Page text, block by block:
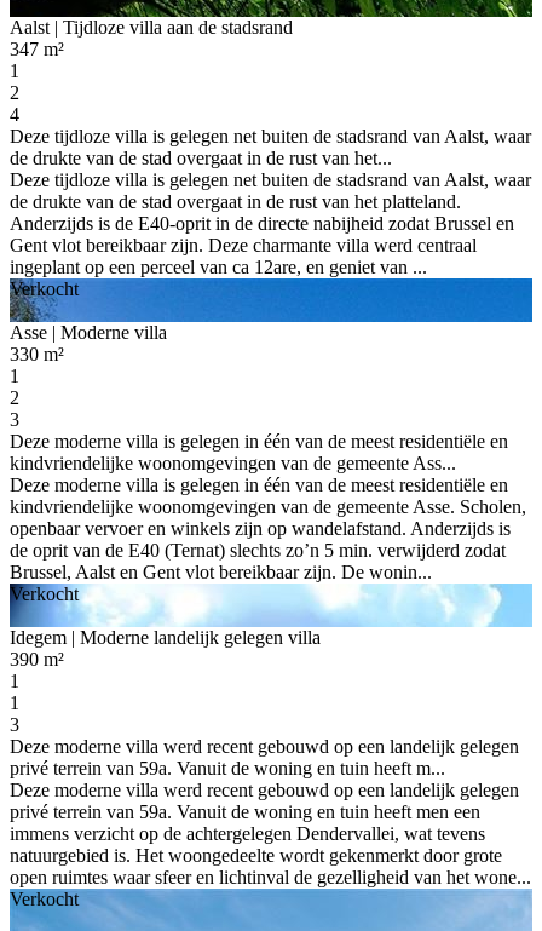
Aalst | Tijdloze villa aan de stadsrand
347 m²
1
2
4
Deze tijdloze villa is gelegen net buiten de stadsrand van Aalst, waar
de drukte van de stad overgaat in de rust van het...
Deze tijdloze villa is gelegen net buiten de stadsrand van Aalst, waar
de drukte van de stad overgaat in de rust van het platteland.
Anderzijds is de E40-oprit in de directe nabijheid zodat Brussel en
Gent vlot bereikbaar zijn. Deze charmante villa werd centraal
ingeplant op een perceel van ca 12are, en geniet van ...
Verkocht
Asse | Moderne villa
330 m²
1
2
3
Deze moderne villa is gelegen in één van de meest residentiële en
kindvriendelijke woonomgevingen van de gemeente Ass...
Deze moderne villa is gelegen in één van de meest residentiële en
kindvriendelijke woonomgevingen van de gemeente Asse. Scholen,
openbaar vervoer en winkels zijn op wandelafstand. Anderzijds is
de oprit van de E40 (Ternat) slechts zo’n 5 min. verwijderd zodat
Brussel, Aalst en Gent vlot bereikbaar zijn. De wonin...
Verkocht
Idegem | Moderne landelijk gelegen villa
390 m²
1
1
3
Deze moderne villa werd recent gebouwd op een landelijk gelegen
privé terrein van 59a. Vanuit de woning en tuin heeft m...
Deze moderne villa werd recent gebouwd op een landelijk gelegen
privé terrein van 59a. Vanuit de woning en tuin heeft men een
immens verzicht op de achtergelegen Dendervallei, wat tevens
natuurgebied is. Het woongedeelte wordt gekenmerkt door grote
open ruimtes waar sfeer en lichtinval de gezelligheid van het wone...
Verkocht